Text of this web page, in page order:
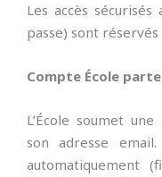
Les accès
passe) sont
Compte École
L’École soumet
son adresse
automatiquement